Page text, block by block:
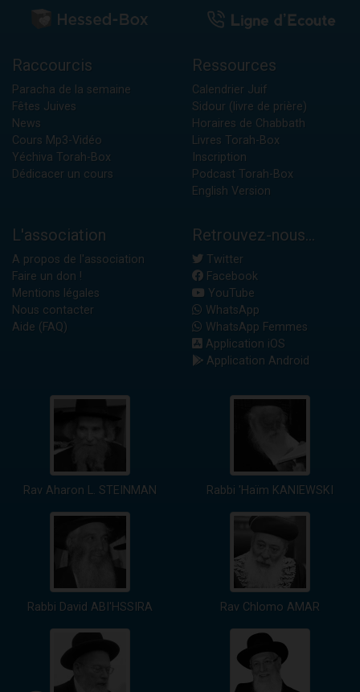
Raccourcis
Paracha de la semaine
Fêtes Juives
News
Cours Mp3-Vidéo
Yéchiva Torah-Box
Dédicacer un cours
Ressources
Calendrier Juif
Sidour (livre de prière)
Horaires de Chabbath
Livres Torah-Box
Inscription
Podcast Torah-Box
English Version
L'association
A propos de l'association
Faire un don !
Mentions légales
Nous contacter
Aide (FAQ)
Retrouvez-nous...
Twitter
Facebook
YouTube
WhatsApp
WhatsApp Femmes
Application iOS
Application Android
Rav Aharon L. STEINMAN Rabbi 'Haïm KANIEWSKI
Rabbi David ABI'HSSIRA Rav Chlomo AMAR